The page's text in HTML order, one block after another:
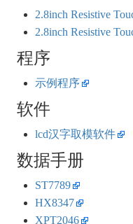
2.8inch Resistive
2.8inch Resistive
程序
示例程序
软件
lcd汉字取模软件
数据手册
ST7789
HX8347
XPT2046